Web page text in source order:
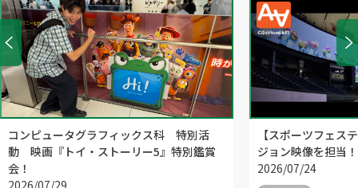
コンピュータグラフィックス科 特別活
動 映画『トイ・ストーリー5』特別鑑賞
会！
2026/07/29
【スポーツフェス
ジョン映像を担当！
2026/07/24